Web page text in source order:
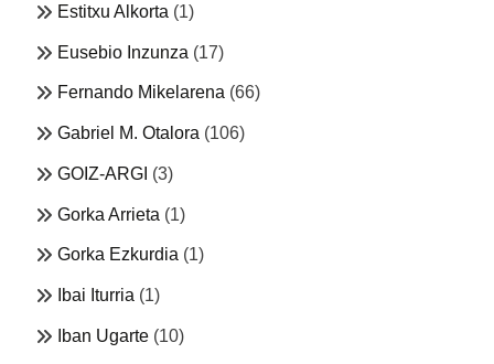
Estitxu Alkorta (1)
Eusebio Inzunza (17)
Fernando Mikelarena (66)
Gabriel M. Otalora (106)
GOIZ-ARGI (3)
Gorka Arrieta (1)
Gorka Ezkurdia (1)
Ibai Iturria (1)
Iban Ugarte (10)